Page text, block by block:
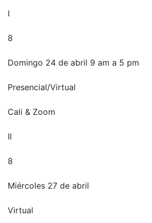
I
8
Domingo 24 de abril 9 am a 5 pm
Presencial/Virtual
Cali & Zoom
II
8
Miércoles 27 de abril
Virtual